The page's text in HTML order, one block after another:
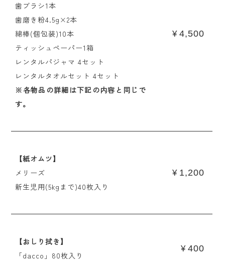
歯ブラシ1本
歯磨き粉4.5g×2本
綿棒(個包装)10本
ティッシュペーパー1箱
レンタルパジャマ 4セット
レンタルタオルセット 4セット
※各物品の詳細は下記の内容と同じで
す。
¥ 4,500
【紙オムツ】
メリーズ
新生児用(5kgまで)40枚入り
¥ 1,200
【おしり拭き】
「dacco」80枚入り
¥ 400